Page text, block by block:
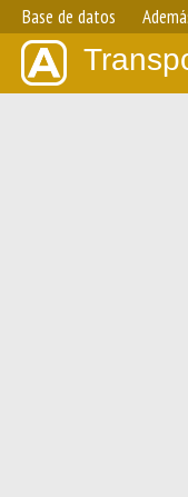
Base de datos